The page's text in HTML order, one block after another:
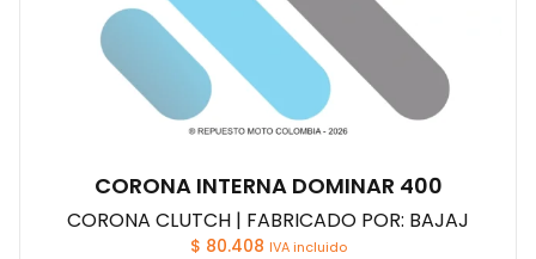
CORONA INTERNA DOMINAR 400
CORONA CLUTCH | FABRICADO POR: BAJAJ
$ 80.408 IVA incluido